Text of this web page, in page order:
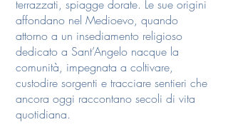
terrazzati, spiagge dorate. Le sue origini
affondano nel Medioevo, quando
attorno a un insediamento religioso
dedicato a Sant’Angelo nacque la
comunità, impegnata a coltivare,
custodire sorgenti e tracciare sentieri che
ancora oggi raccontano secoli di vita
quotidiana.